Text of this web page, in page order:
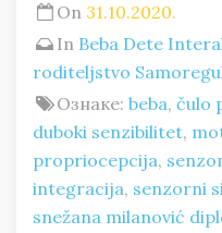
On 31.10.2020.
In Beba Dete
roditeljstvo
Ознаке:beba,čulo
duboki senzibilitet,
propriocepcija,
integracija, senzorni
snežana milanović